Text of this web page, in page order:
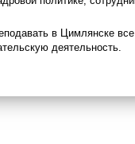
в Цимлянске
деятельность.